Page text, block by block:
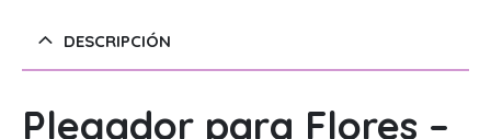
DESCRIPCIÓN
Plegador para Flores –